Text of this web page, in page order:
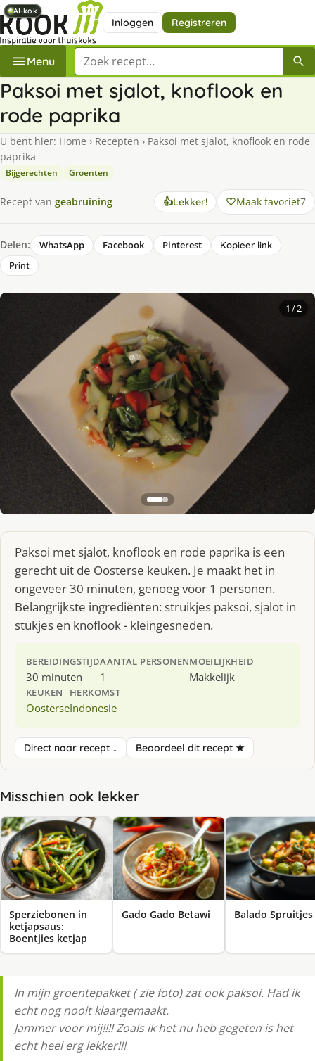
Inloggen Registreren
Menu Zoek een recept
Paksoi met sjalot, knoflook en
rode paprika
U bent hier: Home › Recepten › Paksoi met sjalot, knoflook en rode
paprika
Bijgerechten Groenten
Recept van geabruining 👍Lekker! Maak favoriet7
Delen: WhatsApp Facebook Pinterest
Kopieer link
Print
1 / 2
Paksoi met sjalot, knoflook en rode paprika is een
gerecht uit de Oosterse keuken. Je maakt het in
ongeveer 30 minuten, genoeg voor 1 personen.
Belangrijkste ingrediënten: struikjes paksoi, sjalot in
stukjes en knoflook - kleingesneden.
BEREIDINGSTIJD
30 minuten
AANTAL PERSONEN
1
MOEILIJKHEID
Makkelijk
KEUKEN
Oosterse
HERKOMST
Indonesie
Direct naar recept ↓ Beoordeel dit recept ★
Misschien ook lekker
AI-kok
Sperziebonen in
ketjapsaus:
Boentjies ketjap
AI-kok
Gado Gado Betawi
AI-kok
Balado Spruitjes
AI-kok
AI-kok
AI-kok
In mijn groentepakket ( zie foto) zat ook paksoi. Had ik
echt nog nooit klaargemaakt.
Jammer voor mij!!!! Zoals ik het nu heb gegeten is het
echt heel erg lekker!!!